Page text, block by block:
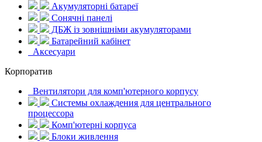
Акумуляторні батареї
Сонячні панелі
ДБЖ із зовнішніми акумуляторами
Батарейний кабінет
Аксесуари
Корпоратив
Вентилятори для комп'ютерного корпусу
Системы охлаждения для центрального
процессора
Комп'ютерні корпуса
Блоки живлення